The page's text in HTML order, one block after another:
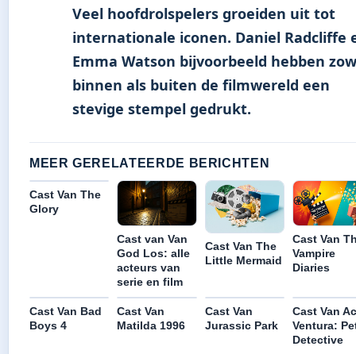
Veel hoofdrolspelers groeiden uit tot
internationale iconen. Daniel Radcliffe
Emma Watson bijvoorbeeld hebben
binnen als buiten de filmwereld een
stevige stempel gedrukt.
MEER GERELATEERDE BERICHTEN
Cast Van The
Glory
Cast van Van
God Los: alle
acteurs van
serie en film
Cast Van The
Little Mermaid
Cast Van
Vampire
Diaries
Cast Van Bad
Boys 4
Cast Van
Matilda 1996
Cast Van
Jurassic Park
Cast Van
Ventura:
Detective